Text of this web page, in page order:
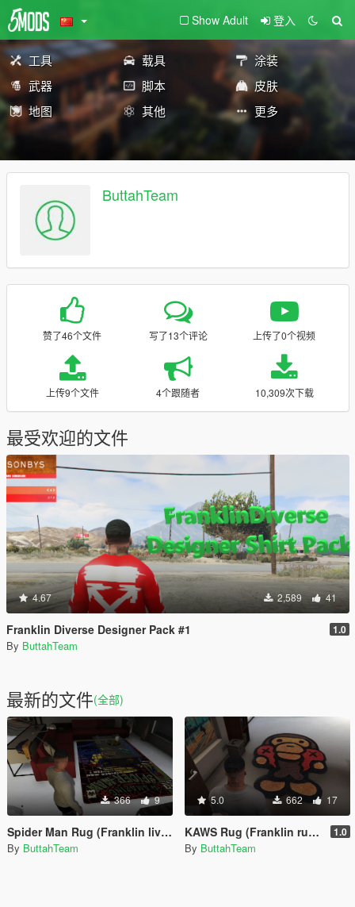
Show Adult 登入
工具 载具
涂装
武器
脚本
皮肤
地图
其他 更多
ButtahTeam
赞了46个文件 写了13个评论 上传了0个视频
上传9个文件 4个跟随者 10,309次下载
最受欢迎的文件
4.67 2,589 41
Franklin Diverse Designer Pack #1 1.0
By ButtahTeam
最新的文件(全部)
366 9
Spider Man Rug (Franklin living room rug replace)
By ButtahTeam
5.0 662 17
KAWS Rug (Franklin rug replace) 1.0
By ButtahTeam